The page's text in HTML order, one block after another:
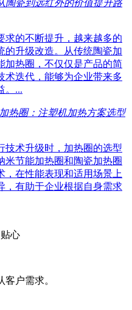
陶瓷到远红外的价值提升路
求的不断提升，越来越多的
的升级改造。从传统陶瓷加
加热圈，不仅仅是产品的简
术迭代，能够为企业带来多
。...
热圈：注塑机加热方案选型
技术升级时，加热圈的选型
米节能加热圈和陶瓷加热圈
，在性能表现和适用场景上
，有助于企业根据自身需求
心
户需求。